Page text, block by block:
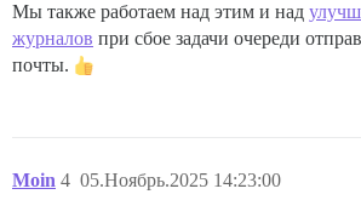
Мы также работаем над этим и над
журналов при сбое задачи очереди
почты.
Moin 05.Ноябрь.2025 14:23:00
4